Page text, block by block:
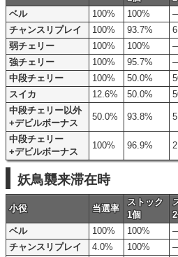
ベル
100% 100%
チャンスリプレイ
100% 93.7%
弱チェリー
100% 100%
強チェリー
100% 95.7%
中段チェリー
100% 50.0%
スイカ
12.6% 50.0%
中段チェリー以外
+デビルボーナス
50.0% 93.8%
中段チェリー
+デビルボーナス
100% 96.9%
妖鳥襲来滞在時
小役 当選率
ストック
1個
ベル
100% 100%
チャンスリプレイ
4.0% 100%